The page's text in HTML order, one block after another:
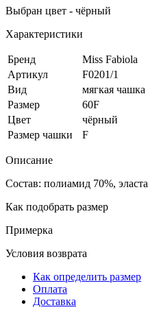
Выбран цвет - чёрный
Характеристики
Бренд
Miss Fabiola
Артикул
F0201/1
Вид
мягкая чашка
Размер
60F
Цвет
чёрный
Размер чашки
F
Описание
Состав: полиамид 70%,
Как подобрать размер
Примерка
Условия возврата
Как определить размер
Оплата
Доставка